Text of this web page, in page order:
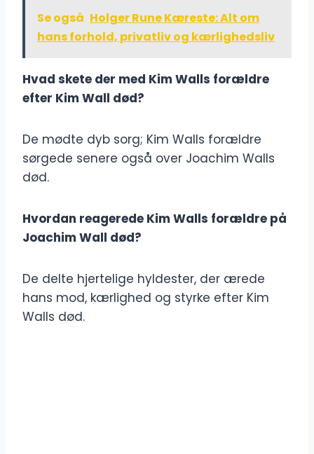
Se også Holger Rune Kæreste: Alt om
hans forhold, privatliv og kærlighedsliv
Hvad skete der med Kim Walls forældre
efter Kim Wall død?
De mødte dyb sorg; Kim Walls forældre
sørgede senere også over Joachim Walls
død.
Hvordan reagerede Kim Walls forældre på
Joachim Wall død?
De delte hjertelige hyldester, der ærede
hans mod, kærlighed og styrke efter Kim
Walls død.